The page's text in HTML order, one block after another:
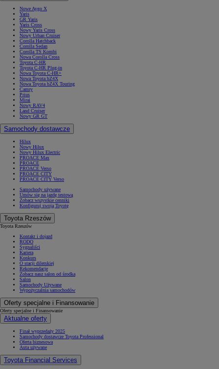
Nowe Aygo X
Yaris
GR Yaris
Yaris Cross
Nowy Yaris Cross
Nowy Urban Cruiser
Corolla Hatchback
Corolla Sedan
Corolla TS Kombi
Nowa Corolla Cross
Toyota C-HR
Toyota C-HR Plug-in
Nowa Toyota C-HR+
Nowa Toyota bZ4X
Nowa Toyota bZ4X Touring
Camry
Prius
Mirai
Nowy RAV4
Land Cruiser
Nowy GR GT
Samochody dostawcze
Hilux
Nowy Hilux
Nowy Hilux Electric
PROACE Max
PROACE
PROACE Verso
PROACE CITY
PROACE CITY Verso
Samochody używane
Umów się na jazdę testową
Zobacz wszystkie cenniki
Konfiguruj swoją Toyotę
Toyota Rzeszów
Toyota Rzeszów
Kontakt i dojazd
RODO
Sygnaliści
Kariera
Konkurs
O stacji dilerskiej
Rekomendacje
Zobacz nasz salon od środka
Salon
Samochody Używane
Wypożyczalnia samochodów
Oferty specjalne i Finansowanie
Oferty specjalne i Finansowanie
Aktualne oferty
Finał wyprzedaży 2025
Samochody dostawcze Toyota Professional
Oferta biznesowa
Auta używane
Toyota Financial Services